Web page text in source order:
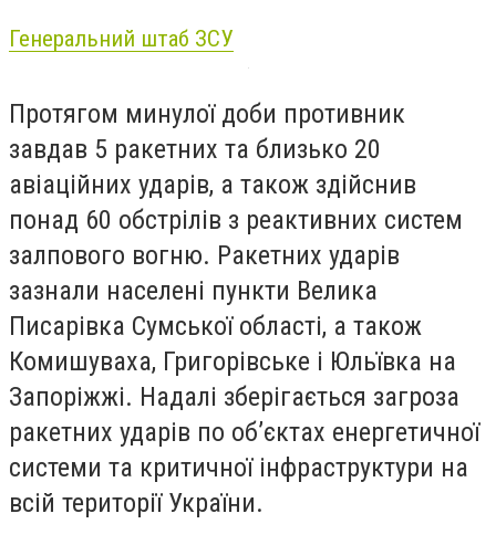
Генеральний штаб ЗСУ
Протягом минулої доби противник
завдав 5 ракетних та близько 20
авіаційних ударів, а також здійснив
понад 60 обстрілів з реактивних систем
залпового вогню. Ракетних ударів
зазнали населені пункти Велика
Писарівка Сумської області, а також
Комишуваха, Григорівське і Юльївка на
Запоріжжі. Надалі зберігається загроза
ракетних ударів по об’єктах енергетичної
системи та критичної інфраструктури на
всій території України.